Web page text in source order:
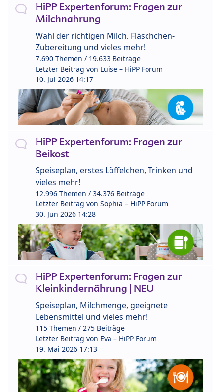
HiPP Expertenforum: Fragen zur
Milchnahrung
Wahl der richtigen Milch, Fläschchen-
Zubereitung und vieles mehr!
7.690 Themen / 19.633 Beiträge
Letzter Beitrag von Luise – HiPP Forum
10. Jul 2026 14:17
HiPP Expertenforum: Fragen zur
Beikost
Speiseplan, erstes Löffelchen, Trinken und
vieles mehr!
12.996 Themen / 34.376 Beiträge
Letzter Beitrag von Sophia – HiPP Forum
30. Jun 2026 14:28
HiPP Expertenforum: Fragen zur
Kleinkindernährung | NEU
Speiseplan, Milchmenge, geeignete
Lebensmittel und vieles mehr!
115 Themen / 275 Beiträge
Letzter Beitrag von Eva – HiPP Forum
19. Mai 2026 17:13